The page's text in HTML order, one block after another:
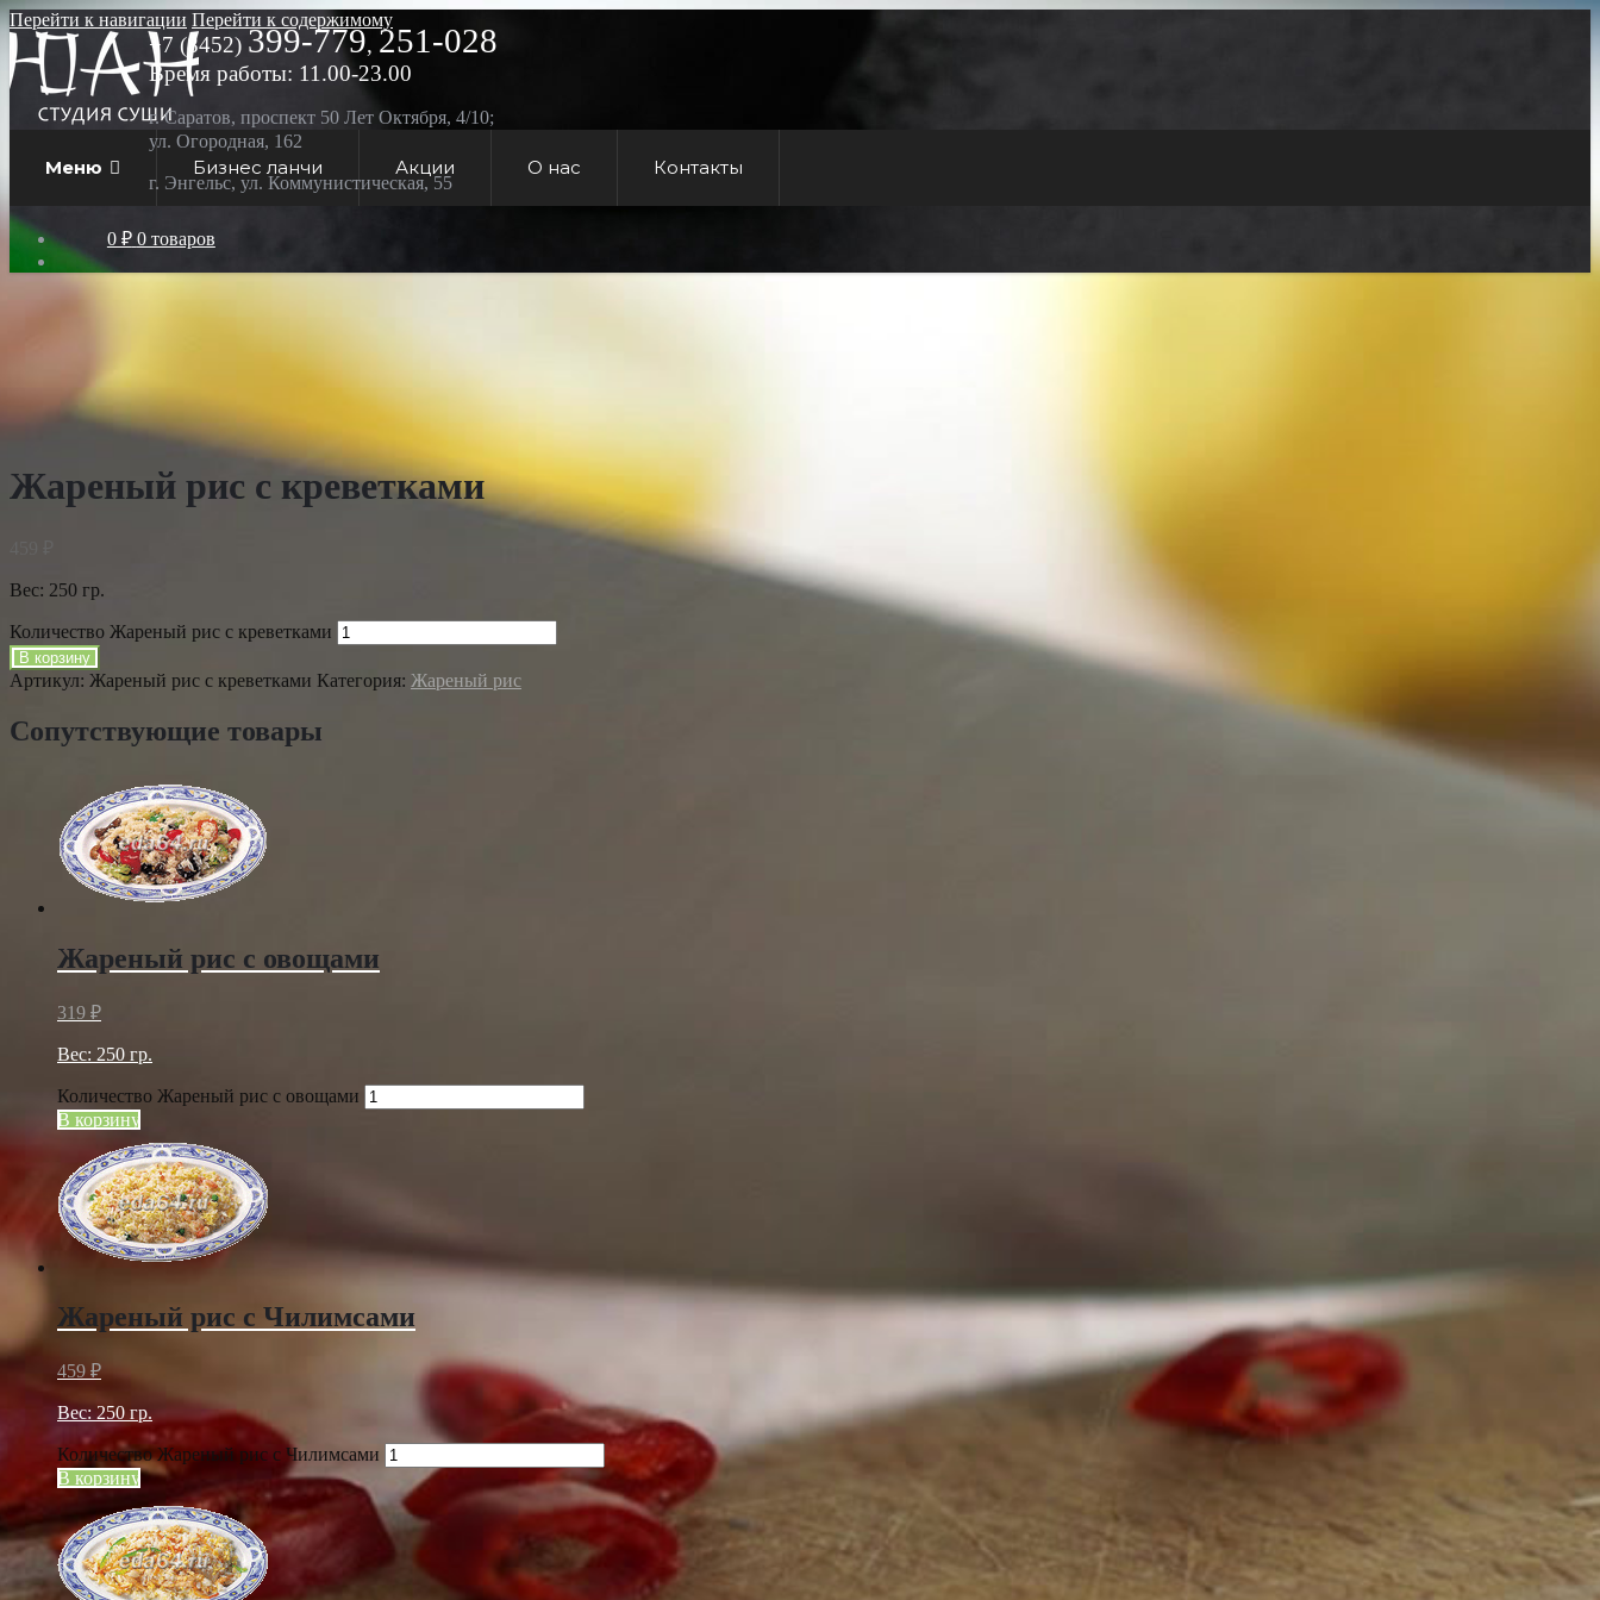
Перейти к навигации Перейти к содержимому
Меню Бизнес ланчи Акции О нас Контакты
0 ₽ 0 товаров
+7 (8452) 399-779, 251-028
Время работы: 11.00-23.00
г. Саратов, проспект 50 Лет Октября, 4/10;
ул. Огородная, 162
г. Энгельс, ул. Коммунистическая, 55
Жареный рис с креветками
Вес: 250 гр.
Количество Жареный рис с креветками
В корзину
Артикул: Жареный рис с креветками Категория: Жареный рис
Сопутствующие товары
Жареный рис с овощами
319 ₽
Вес: 250 гр.
Количество Жареный рис с овощами
В корзину
Жареный рис с Чилимсами
459 ₽
Вес: 250 гр.
Количество Жареный рис с Чилимсами
В корзину